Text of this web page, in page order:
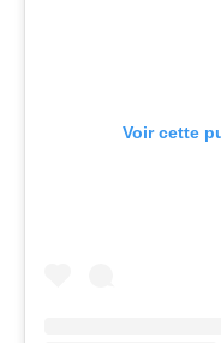
Voir cette